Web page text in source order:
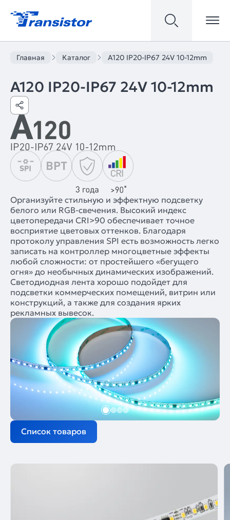
Главная Каталог A120 IP20-IP67 24V 10-12mm
A120 IP20-IP67 24V 10-12mm
Организуйте стильную и эффектную подсветку
белого или RGB-свечения. Высокий индекс
цветопередачи CRI>90 обеспечивает точное
восприятие цветовых оттенков. Благодаря
протоколу управления SPI есть возможность легко
записать на контроллер многоцветные эффекты
любой сложности: от простейшего «бегущего
огня» до необычных динамических изображений.
Светодиодная лента хорошо подойдет для
подсветки коммерческих помещений, витрин или
конструкций, а также для создания ярких
рекламных вывесок.
Список товаров